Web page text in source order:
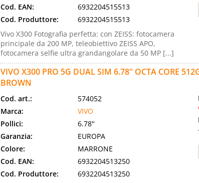
Cod. EAN:
6932204515513
Cod. Produttore:
6932204515513
Vivo X300 Fotografia perfetta: con ZEISS: fotocamera
principale da 200 MP, teleobiettivo ZEISS APO,
fotocamera selfie ultra grandangolare da 50 MP [...]
VIVO X300 PRO 5G DUAL SIM 6.78" OCTA CORE
BROWN
Cod. art.:
574052
Marca:
VIVO
Pollici:
6.78"
Garanzia:
EUROPA
Colore:
MARRONE
Cod. EAN:
6932204513250
Cod. Produttore:
6932204513250